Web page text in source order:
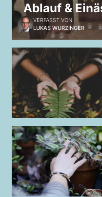
Ablauf &
VERFASST VON
LUKAS WURZINGER